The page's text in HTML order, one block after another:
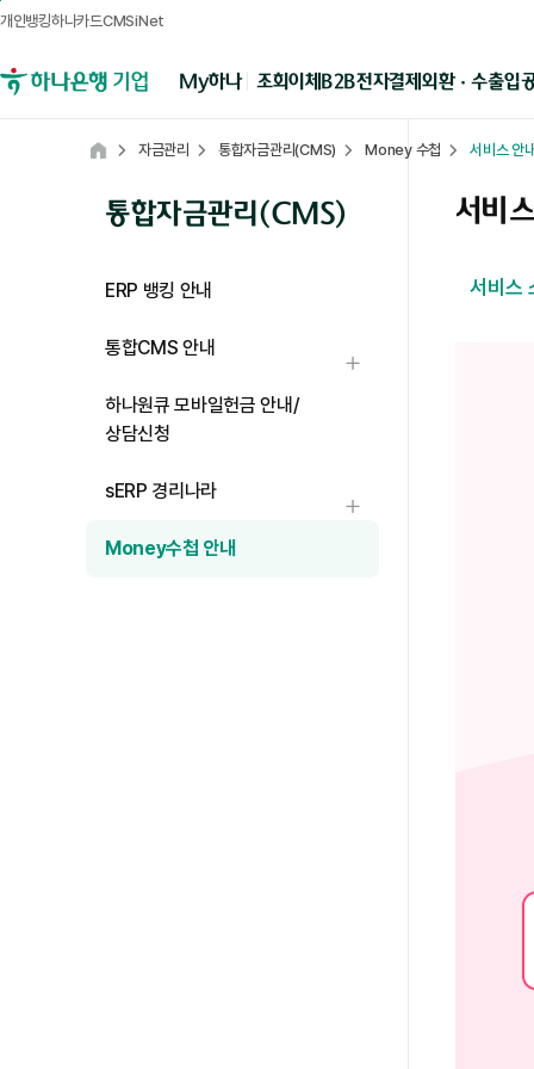
개인뱅킹하나카드CMSiNet
하나은행 기업뱅킹 My하나 조회이체B2B전자결제외환 · 수출입
통합자금관리(CMS)
ERP 뱅킹 안내
통합CMS 안내
하나원큐 모바일헌금 안내/
상담신청
sERP 경리나라
Money수첩 안내
Home
자금관리 통합자금관리(CMS) Money 수첩 서비스 안내
서비
서비스